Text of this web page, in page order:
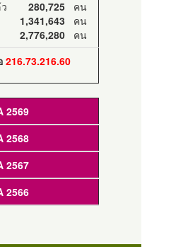
280,725คน
1,341,643คน
2,776,280คน
216.73.216.60
2569
2568
2567
2566